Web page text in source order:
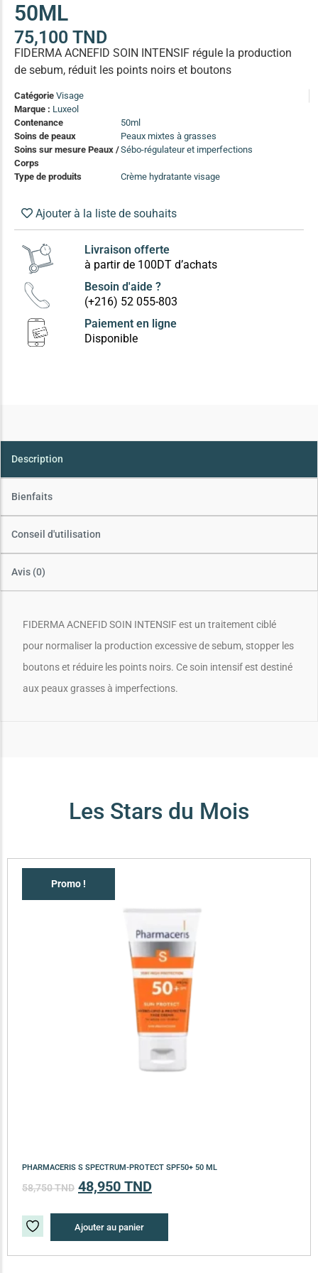
(13)
Soin anti-pelliculaire
Soin pointes cassantes et fourchues(12)
Soins Solaires Ciblés
Pour chaque type de peau, une solution
Soins cibés adultes(67)
Soins ciblé bébé (0-5 ans)(4)
Soins ciblé enfants / adolescent (5-18 ans)
50ML
75,100 TND
FIDERMA ACNEFID SOIN INTENSIF régule la production
de sebum, réduit les points noirs et boutons
Catégorie Visage
Marque : Luxeol
Contenance
50ml
Soins de peaux
Peaux mixtes à grasses
Soins sur mesure Peaux /
Corps
Sébo-régulateur et imperfections
Type de produits Crème hydratante visage
Ajouter à la liste de souhaits
Livraison offerte
à partir de 100DT d’achats
Besoin d'aide ?
(+216) 52 055-803
Paiement en ligne
Disponible
Conseil d'utilisation
Bienfaits
Description
Avis (0)
FIDERMA ACNEFID SOIN INTENSIF est un traitement ciblé
pour normaliser la production excessive de sebum, stopper les
boutons et réduire les points noirs. Ce soin intensif est destiné
aux peaux grasses à imperfections.
Les Stars du Mois
Promo !
PHARMACERIS S SPECTRUM-PROTECT SPF50+ 50 ML
58,750TND 48,950 TND
Ajouter au panier